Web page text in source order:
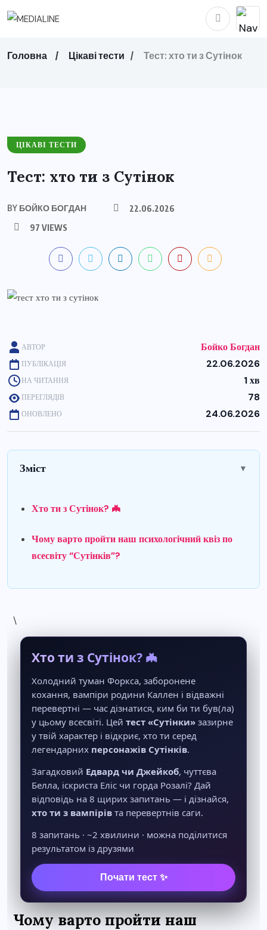
Головна Цікаві тести Тест: хто ти з Сутінок
ЦІКАВІ ТЕСТИ
Тест: хто ти з Сутінок
BY БОЙКО БОГДАН
22.06.2026
97 VIEWS
АВТОР Бойко Богдан
ПУБЛІКАЦІЯ 22.06.2026
НА ЧИТАННЯ 1 хв
ПЕРЕГЛЯДІВ 78
ОНОВЛЕНО 24.06.2026
Зміст ▼
Хто ти з Сутінок? 🦇
Чому варто пройти наш психологічний квіз по
всесвіту “Сутінків”?
\
Чому варто пройти наш